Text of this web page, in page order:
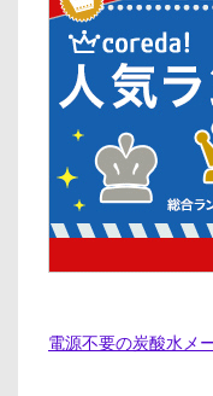
電源不要の炭酸水メ